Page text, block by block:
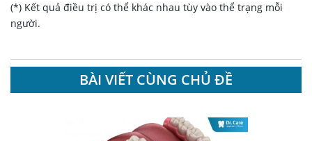
(*) Kết quả điều trị có thể khác nhau tùy vào thể trạng mỗi
người.
BÀI VIẾT CÙNG CHỦ ĐỀ